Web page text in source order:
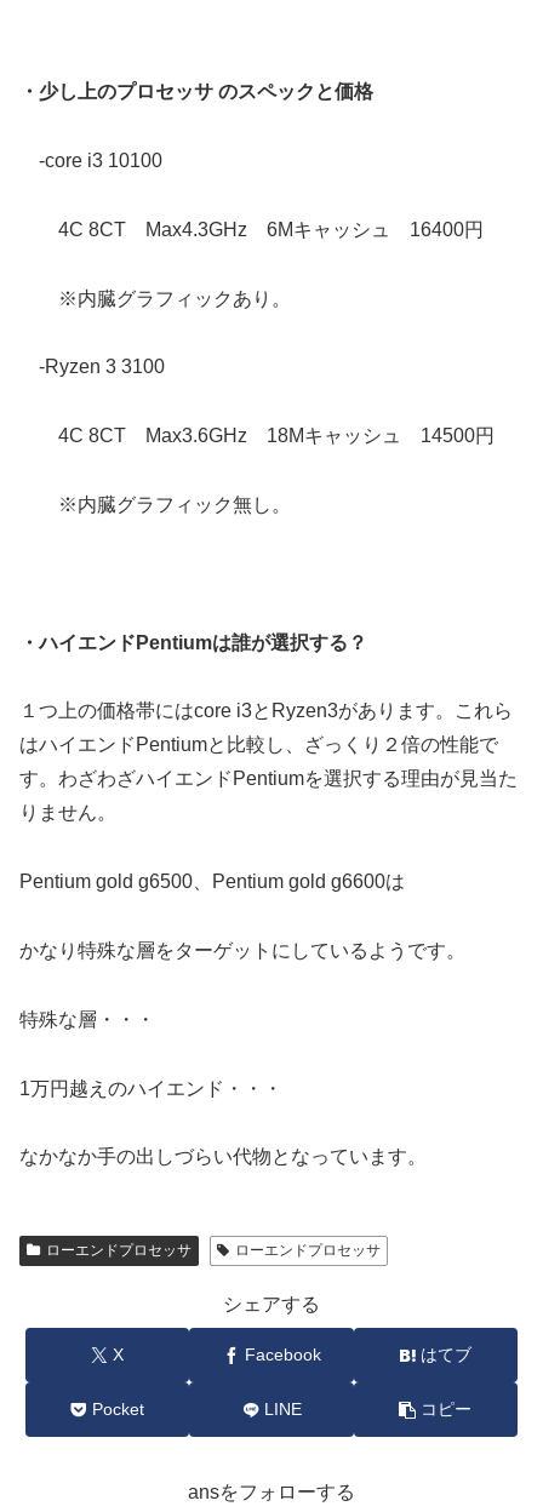
・少し上のプロセッサ のスペックと価格
-core i3 10100
4C 8CT Max4.3GHz 6Mキャッシュ 16400円
※内臓グラフィックあり。
-Ryzen 3 3100
4C 8CT Max3.6GHz 18Mキャッシュ 14500円
※内臓グラフィック無し。
・ハイエンドPentiumは誰が選択する？
１つ上の価格帯にはcore i3とRyzen3があります。これら
はハイエンドPentiumと比較し、ざっくり２倍の性能で
す。わざわざハイエンドPentiumを選択する理由が見当た
りません。
Pentium gold g6500、Pentium gold g6600は
かなり特殊な層をターゲットにしているようです。
特殊な層・・・
1万円越えのハイエンド・・・
なかなか手の出しづらい代物となっています。
ローエンドプロセッサ ローエンドプロセッサ
シェアする
X Facebook はてブ
Pocket LINE コピー
ansをフォローする